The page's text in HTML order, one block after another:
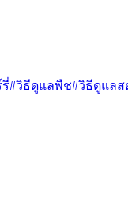
#วิธีดูแลพืช#วิธีดูแลส